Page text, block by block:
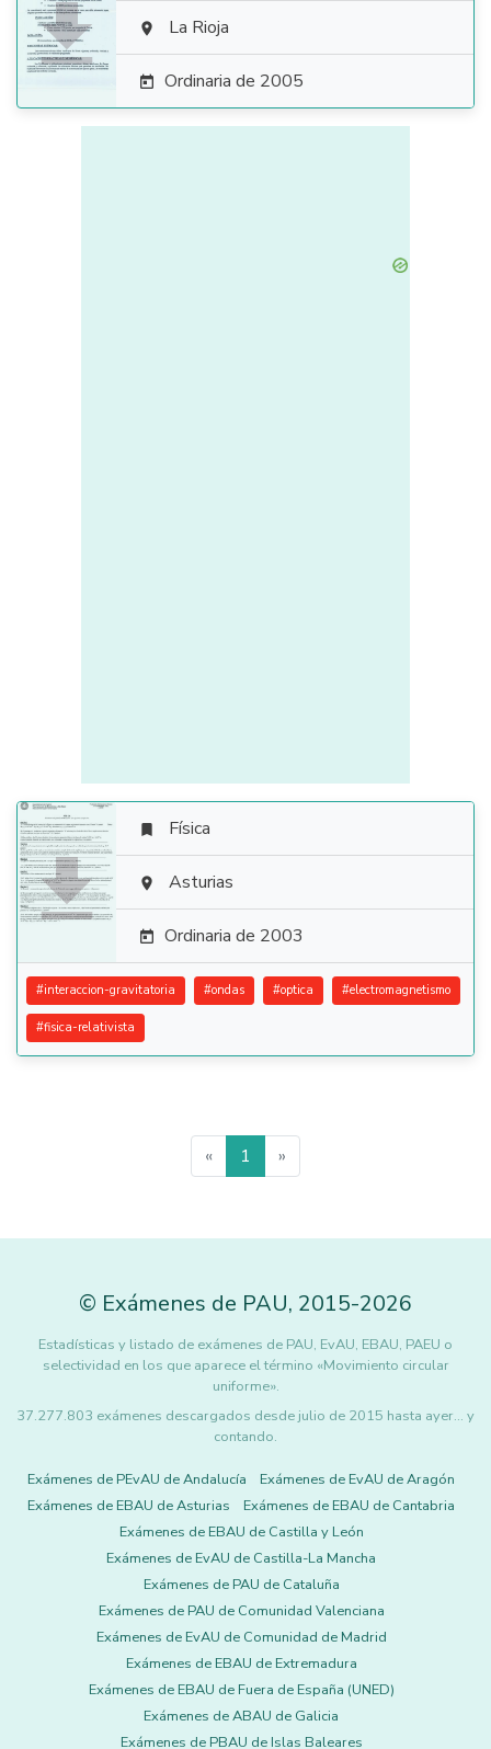
  La Rioja
 Ordinaria de 2005

 Física
 Asturias
 Ordinaria de 2003
#interaccion-gravitatoria #ondas #optica #electromagnetismo
#fisica-relativista
« 1 »
© Exámenes de PAU, 2015-2026
Estadísticas y listado de exámenes de PAU, EvAU, EBAU, PAEU o
selectividad en los que aparece el término «Movimiento circular
uniforme».
37.277.803 exámenes descargados desde julio de 2015 hasta ayer... y
contando.
Exámenes de PEvAU de Andalucía
Exámenes de EvAU de Aragón
Exámenes de EBAU de Asturias
Exámenes de EBAU de Cantabria
Exámenes de EBAU de Castilla y León
Exámenes de EvAU de Castilla-La Mancha
Exámenes de PAU de Cataluña
Exámenes de PAU de Comunidad Valenciana
Exámenes de EvAU de Comunidad de Madrid
Exámenes de EBAU de Extremadura
Exámenes de EBAU de Fuera de España (UNED)
Exámenes de ABAU de Galicia
Exámenes de PBAU de Islas Baleares